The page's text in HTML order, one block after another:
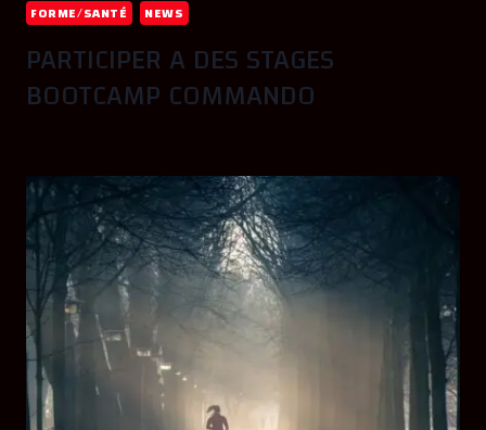
FORME/SANTÉ NEWS
PARTICIPER A DES STAGES
BOOTCAMP COMMANDO